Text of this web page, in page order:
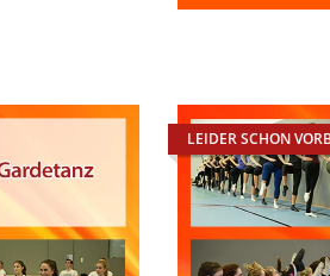
LEIDER SCHON